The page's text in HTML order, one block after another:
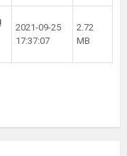
2021-09-25
17:37:07
2.72
MB